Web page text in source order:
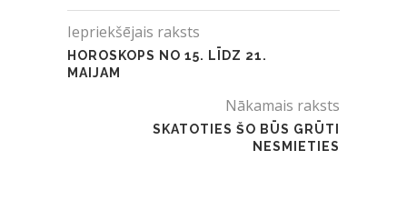
Iepriekšējais raksts
HOROSKOPS NO 15. LĪDZ 21.
MAIJAM
Nākamais raksts
SKATOTIES ŠO BŪS GRŪTI
NESMIETIES